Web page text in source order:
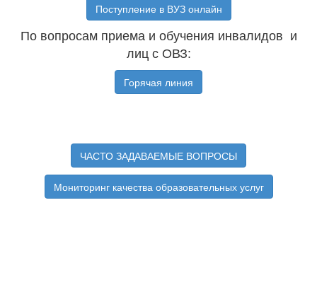
Поступление в ВУЗ онлайн
По вопросам приема и обучения инвалидов и
лиц с ОВЗ:
Горячая линия
ЧАСТО ЗАДАВАЕМЫЕ ВОПРОСЫ
Мониторинг качества образовательных услуг